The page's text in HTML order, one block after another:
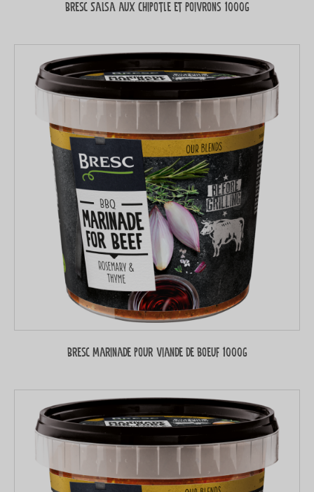
Bresc Salsa aux Chipotle et Poivrons 1000g
Bresc Marinade pour viande de boeuf 1000g